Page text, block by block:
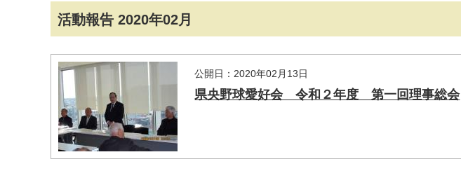
活動報告 2020年02月
公開日：2020年02月13日
県央野球愛好会 令和２年度 第一回理事総会